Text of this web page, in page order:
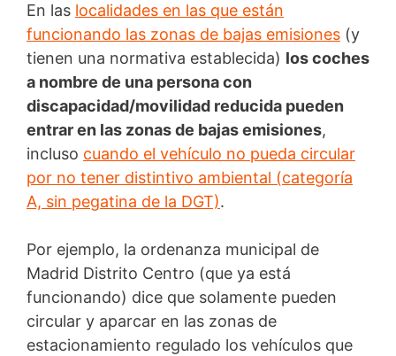
En las localidades en las que están
funcionando las zonas de bajas emisiones (y
tienen una normativa establecida) los coches
a nombre de una persona con
discapacidad/movilidad reducida pueden
entrar en las zonas de bajas emisiones,
incluso cuando el vehículo no pueda circular
por no tener distintivo ambiental (categoría
A, sin pegatina de la DGT).
Por ejemplo, la ordenanza municipal de
Madrid Distrito Centro (que ya está
funcionando) dice que solamente pueden
circular y aparcar en las zonas de
estacionamiento regulado los vehículos que